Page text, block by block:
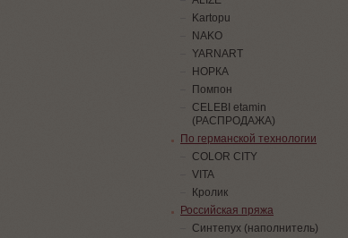
Kartopu
NAKO
YARNART
НОРКА
Помпон
СELEBI etamin
(РАСПРОДАЖА)
По германской технологии
COLOR CITY
VITA
Кролик
Российская пряжа
Синтепух (наполнитель)